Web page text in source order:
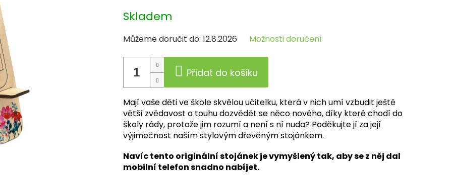
Měrná
cena:
Skladem
Můžeme doručit do: 12.8.2026 Možnosti doručení
Přidat do košíku
Mají vaše děti ve škole skvělou učitelku, která v nich umí vzbudit ještě
větší zvědavost a touhu dozvědět se něco nového, díky které chodí do
školy rády, protože jim rozumí a není s ní nuda? Poděkujte jí za její
výjimečnost naším stylovým dřevěným stojánkem.
Navíc tento originální stojánek je vymyšlený tak, aby se z něj dal
mobilní telefon snadno nabíjet.